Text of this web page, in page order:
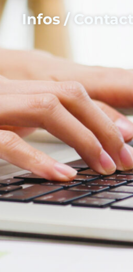
Infos / Contact